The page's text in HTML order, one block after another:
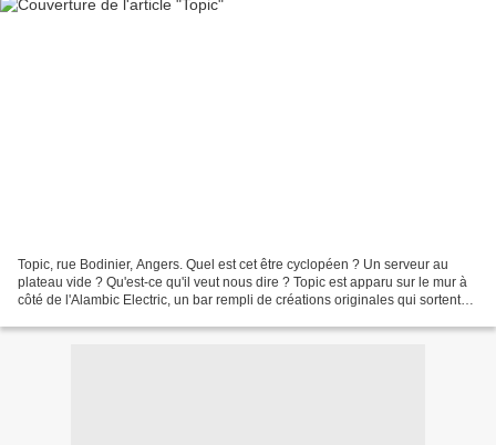
Topic, rue Bodinier, Angers. Quel est cet être cyclopéen ? Un serveur au
plateau vide ? Qu'est-ce qu'il veut nous dire ? Topic est apparu sur le mur à
côté de l'Alambic Electric, un bar rempli de créations originales qui sortent